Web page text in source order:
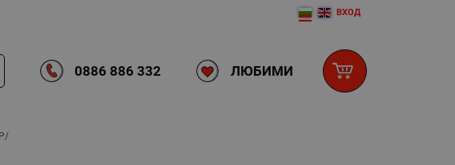
ВХОД
0886 886 332 ЛЮБИМИ